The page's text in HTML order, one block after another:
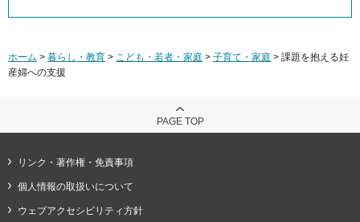
ホーム > 暮らし・教育 > こども・若者・家庭 > 子育て・家庭 > 課題を抱える妊
産婦への支援
PAGE TOP
リンク・著作権・免責事項
個人情報の取扱いについて
ウェブアクセシビリティ方針